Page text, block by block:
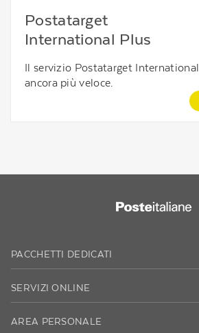
Postatarget
International Plus
Il servizio Postatarget International
ancora più veloce.
PACCHETTI DEDICATI
SERVIZI ONLINE
AREA PERSONALE